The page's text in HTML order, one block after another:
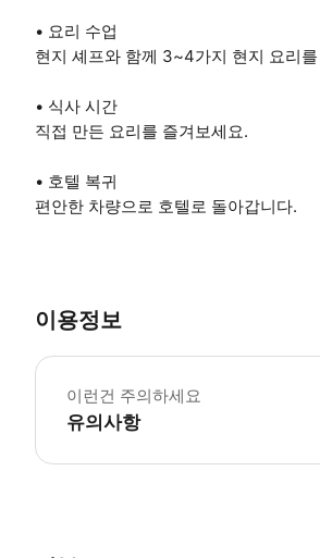
• 요리 수업
현지 셰프와 함께 3~4가지 현지 요리
• 식사 시간
직접 만든 요리를 즐겨보세요.
• 호텔 복귀
편안한 차량으로 호텔로 돌아갑니다.
이용정보
이런건 주의하세요
유의사항